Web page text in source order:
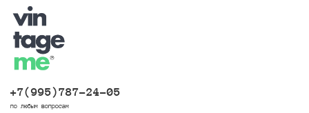
+7(995)787-24-05
по любым вопросам